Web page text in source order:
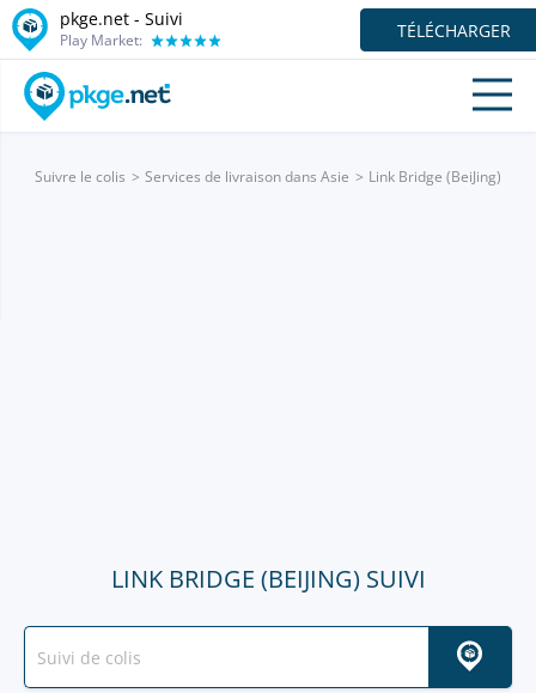
pkge.net - Suivi
Play Market: TÉLÉCHARGER
Suivre le colis Services de livraison dans Asie Link Bridge (BeiJing)
LINK BRIDGE (BEIJING) SUIVI